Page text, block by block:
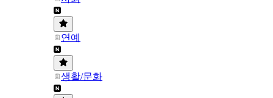
연예
생활/문화